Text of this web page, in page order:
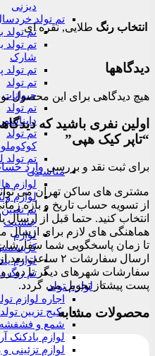
دیزنی
تم تولد
تم تولد
تم تولد
شارک
تم تولد
تم تولد
حیوانات
تم تولد
دایناسور
تم تولد
تم تولد
مناسبتی
لوازم
لوازم
تم تعیین
جنسیت
لوازم
لوازم یلدا
تم رنگ
لوازم تولد
اجاره لوازم
پکیج تزیین تولد
شمع و فشفشه
لوازم بادکنک
لوازم تزئینی
انتخاب رنگ طلایی, نقره ای
دیدگاهها
هیچ دیدگاهی برای این محصول
اولین نفری باشید که
“تاپر کیک هپی”
برای ثبت نقد و بررسی وارد
مشتری های ساکن تهران می
انتخاب کنید. حتما قبل از
هماهنگی های لازم برای
تا زمان پاسخگویی شما
ارسال سفارشات
سفارشات شهرهای دیگر تا دو
پست پیشتاز تحویل می گردد.
محصولات مشابه